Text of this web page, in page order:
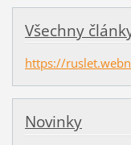
Všechny
https://
Novinky